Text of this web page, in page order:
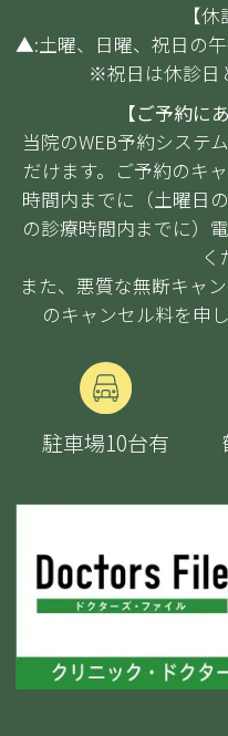
【
▲:土曜、日曜、祝日の
※祝日は休診日
【ご予約に
当院のWEB予約システ
だけます。ご予約のキ
時間内までに（土曜日
の診療時間内までに）
く
また、悪質な無断キャ
のキャンセル料を申
駐車場10台有